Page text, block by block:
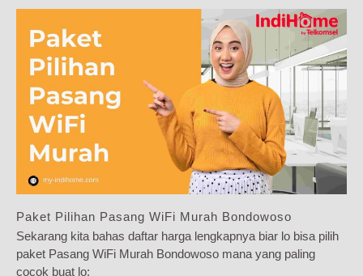
Paket Pilihan Pasang WiFi Murah Bondowoso
Sekarang kita bahas daftar harga lengkapnya biar lo bisa pilih
paket Pasang WiFi Murah Bondowoso mana yang paling
cocok buat lo: